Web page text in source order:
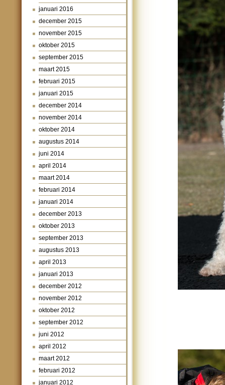
januari 2016
december 2015
november 2015
oktober 2015
september 2015
maart 2015
februari 2015
januari 2015
december 2014
november 2014
oktober 2014
augustus 2014
juni 2014
april 2014
maart 2014
februari 2014
januari 2014
december 2013
oktober 2013
september 2013
augustus 2013
april 2013
januari 2013
december 2012
november 2012
oktober 2012
september 2012
juni 2012
april 2012
maart 2012
februari 2012
januari 2012